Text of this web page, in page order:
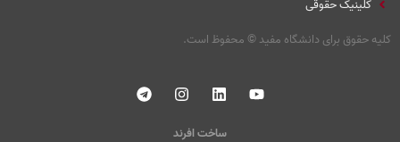
کلینیک حقوقی
کلیه حقوق برای دانشگاه مفید© محفوظ است.
ساخت افرند